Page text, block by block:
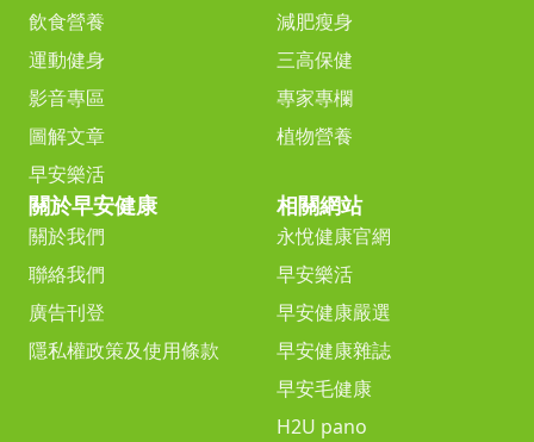
飲食營養
減肥瘦身
運動健身
三高保健
影音專區
專家專欄
圖解文章
植物營養
早安樂活
關於早安健康
關於我們
聯絡我們
廣告刊登
隱私權政策及使用條款
相關網站
永悅健康官網
早安樂活
早安健康嚴選
早安健康雜誌
早安毛健康
H2U pano